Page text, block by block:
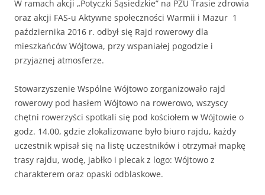
W ramach akcji „Potyczki Sąsiedzkie” na PZU Trasie zdrowia
oraz akcji FAS-u Aktywne społeczności Warmii i Mazur 1
października 2016 r. odbył się Rajd rowerowy dla
mieszkańców Wójtowa, przy wspaniałej pogodzie i
przyjaznej atmosferze.
Stowarzyszenie Wspólne Wójtowo zorganizowało rajd
rowerowy pod hasłem Wójtowo na rowerowo, wszyscy
chętni rowerzyści spotkali się pod kościołem w Wójtowie o
godz. 14.00, gdzie zlokalizowane było biuro rajdu, każdy
uczestnik wpisał się na listę uczestników i otrzymał mapkę
trasy rajdu, wodę, jabłko i plecak z logo: Wójtowo z
charakterem oraz opaski odblaskowe.